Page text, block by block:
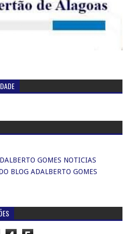
GOMES NOTICIAS
BLOG ADALBERTO GOMES